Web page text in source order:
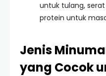
untuk tulang,
protein untuk
Jenis
yang Cocok